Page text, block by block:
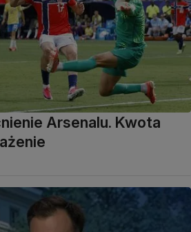
Arsenalu. Kwota